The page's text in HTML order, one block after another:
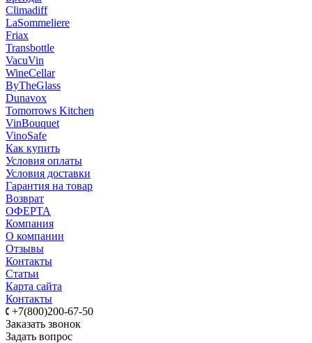
Climadiff
LaSommeliere
Friax
Transbottle
VacuVin
WineCellar
ByTheGlass
Dunavox
Tomorrows Kitchen
VinBouquet
VinoSafe
Как купить
Условия оплаты
Условия доставки
Гарантия на товар
Возврат
ОФЕРТА
Компания
О компании
Отзывы
Контакты
Статьи
Карта сайта
Контакты
+7(800)200-67-50
Заказать звонок
Задать вопрос